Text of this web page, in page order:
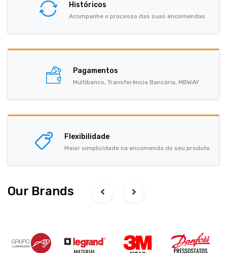
Históricos
Acompanhe o processo das suas encomendas
Pagamentos
Multibanco, Transferência Bancária, MBWAY
Flexibilidade
Maior simplicidade na encomenda do seu produto
Our Brands